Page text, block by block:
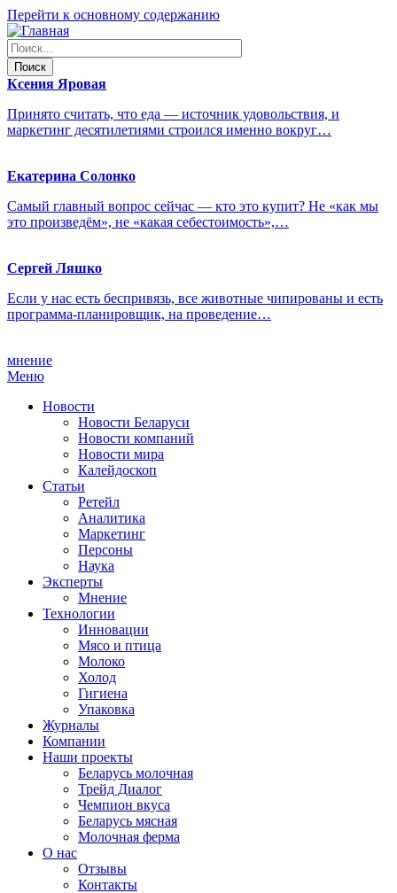
Перейти к основному содержанию
Ксения Яровая
Принято считать, что еда — источник удовольствия, и
маркетинг десятилетиями строился именно вокруг…
Екатерина Солонко
Самый главный вопрос сейчас — кто это купит? Не «как мы
это произведём», не «какая себестоимость»,…
Сергей Ляшко
Если у нас есть беспривязь, все животные чипированы и есть
программа-планировщик, на проведение…
мнение
Меню
Новости
Новости Беларуси
Новости компаний
Новости мира
Калейдоскоп
Статьи
Ретейл
Аналитика
Маркетинг
Персоны
Наука
Эксперты
Мнение
Технологии
Инновации
Мясо и птица
Молоко
Холод
Гигиена
Упаковка
Журналы
Компании
Наши проекты
Беларусь молочная
Трейд Диалог
Чемпион вкуса
Беларусь мясная
Молочная ферма
О нас
Отзывы
Контакты